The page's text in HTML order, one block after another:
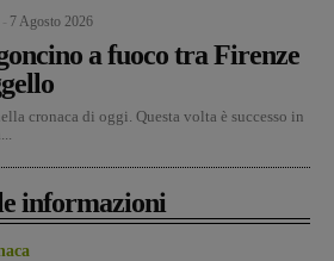
7 Agosto 2026
a fuoco tra Firenze
cronaca di oggi. Questa volta è successo in
informazioni